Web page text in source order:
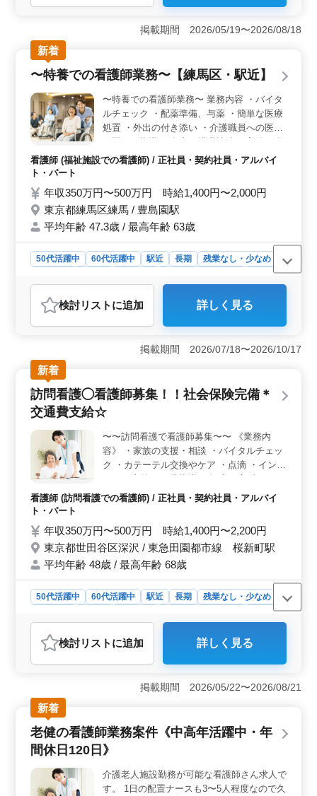
＜業務内容＞ 夜間の看護業務を中心に担当します。ナ
ースコールの応対や医療処置、患者様のサポートなど、
夜間に必要な業務全般に携わります。また夜間の急変へ
の対応やトラブル時の処置も重要な役割です。 ＜特
徴＞ 年間休日が118日と多く、柔軟な休暇取得が可能で
す。経験者には優遇制度もあり、安定した雇用環境が整
っています。夜勤経験を活かして、充実した医療サービ
スの提供に貢献しませんか？ ＜夜勤専従看護師募集
＞ 愛知県名古屋市緑区細口にある病院では、夜勤専従
の看護師を積極的に募集しています。夜間に働くことに
興味があり、経験豊富な方に最適な求人です。ご経験を
活かし新しいステージを築いてみませんか。お問い合わ
せお待ちしております。
掲載期間 2026/05/19〜2026/08/18
新着
〜特養での看護師業務〜【練馬区・駅近】
〜特養での看護師業務〜 業務内容 ・バイタ
ルチェック ・配薬準備、与薬 ・簡単な医療
処置 ・外出の付き添い ・介護職員への医療
助 ・ベッドメイキング ・インフルエンザ発
吸器ケア ・レクリエーションの補助 備考 駅
近 夜勤なし 中高年活躍中 ご応募お待ちして
おります♪
看護師 (福祉施設での看護師) / 正社員・契約社員・アルバイ
ト・パート
年収350万円〜500万円 時給1,400円〜2,000円
東京都練馬区練馬 / 豊島園駅
平均年齢 47.3歳 / 最高年齢 63歳
50代活躍中 60代活躍中 駅近 長期
残業なし・少なめ
看護師
おすすめポイント
＜特養での看護師業務＞ 東京都練馬区にある特別養護
老人ホームでの看護師求人。 業務内容にはバイタルチ
ェック、配薬準備、医療処置、外出の付き添い、介護職
員への指導などが含まれ、高齢者の健康管理と生活支援
に貢献できます。 ＜駅近でアクセス便利＞ 勤務地
は豊島園駅から近く、駅近の便利な環境に位置していま
す。通勤が快適で、月9日休で夜勤がないため、働きやす
い環境です。中高年層の方々にも適した職場と言えま
以上の経験者限定求人です。 経験を活かして活躍する
チャンスが豊富です。
検討リスト に追加 詳しく見る
掲載期間 2026/07/18〜2026/10/17
新着
訪問看護◯看護師募集！！社会保険完備＊
交通費支給☆
〜〜訪問看護で看護師募集〜〜 《業務内
容》 ・家族の支援・相談 ・バイタルチェッ
ク ・カテーテル交換やケア ・点滴 ・インシ
予防 ・認知症と精神疾患のケア ・医療機器
費支給 経験豊富な人材求めています！ 皆様
のご応募お待ちしております＾＾
看護師 (訪問看護での看護師) / 正社員・契約社員・アルバイ
ト・パート
年収350万円〜500万円 時給1,400円〜2,200円
東京都世田谷区深沢 / 東急田園都市線 桜新町駅
平均年齢 48歳 / 最高年齢 68歳
50代活躍中 60代活躍中 駅近 長期
残業なし・少なめ
看護師
おすすめポイント
＜充実した福利厚生＞ 社会保険完備、交通費支給、資
格手当ありといった待遇が用意されています。長期にわ
験を活かせる仕事内容＞ 看護師として5年以上の実務経
験がある方を対象にした募集です。家族の支援やバイタ
ルチェック、点滴、インシュリン注射など多岐にわたる
医療サービスを提供していただきます。これまでの経験
を活かし、患者様の生活の質の向上に貢献できる仕事で
す。 ＜勤務地の利便性＞ 東京都世田谷区に位置
し、東急田園都市線桜新町駅から近いため、通勤の便利
さが魅力です。
検討リスト に追加 詳しく見る
掲載期間 2026/05/22〜2026/08/21
新着
老健の看護師業務案件《中高年活躍中・年
間休日120日》
介護老人施設勤務が可能な看護師さん求人で
す。 1日の配置ナースも3〜5人程度なので久